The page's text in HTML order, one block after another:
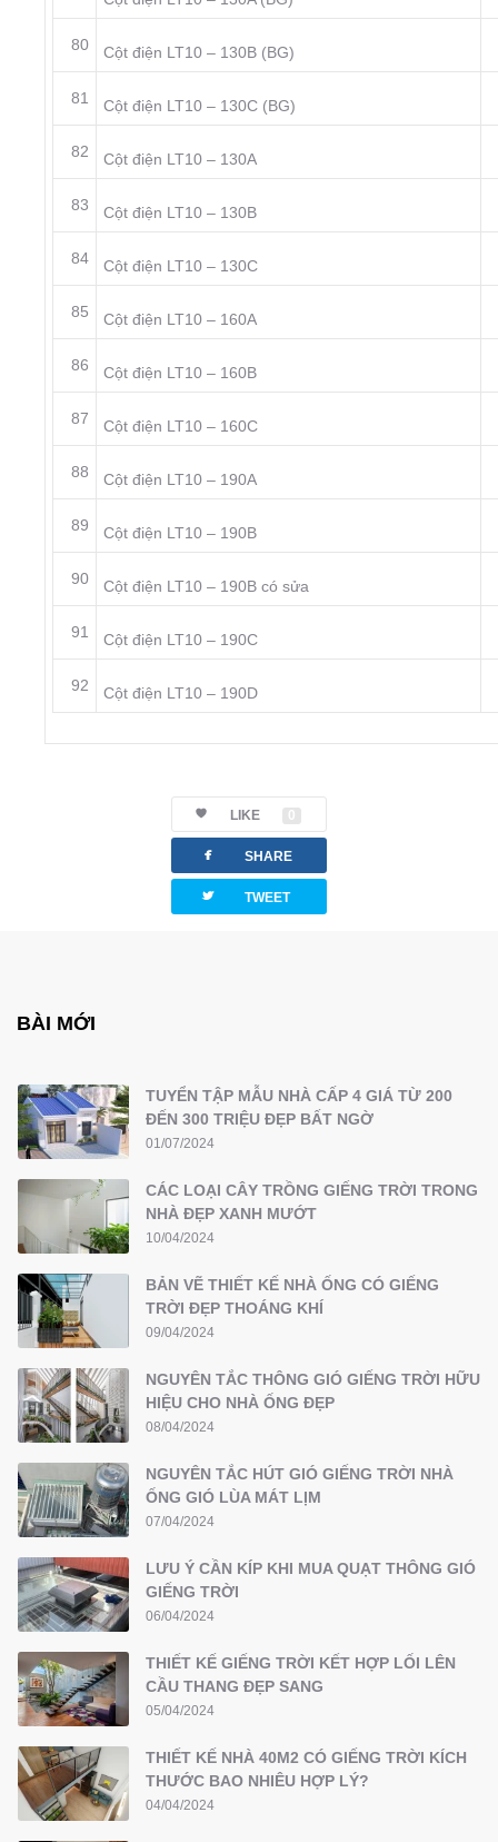
80 Cột điện LT10 – 130B (BG)
81 Cột điện LT10 – 130C (BG)
82 Cột điện LT10 – 130A
83 Cột điện LT10 – 130B
84 Cột điện LT10 – 130C
85 Cột điện LT10 – 160A
86 Cột điện LT10 – 160B
87 Cột điện LT10 – 160C
88 Cột điện LT10 – 190A
89 Cột điện LT10 – 190B
90 Cột điện LT10 – 190B có sửa
91 Cột điện LT10 – 190C
92 Cột điện LT10 – 190D
LIKE 0
facebook SHARE
twitterbird TWEET
BÀI MỚI
TUYỂN TẬP MẪU NHÀ CẤP 4 GIÁ TỪ 200
ĐẾN 300 TRIỆU ĐẸP BẤT NGỜ
01/07/2024
CÁC LOẠI CÂY TRỒNG GIẾNG TRỜI TRONG
NHÀ ĐẸP XANH MƯỚT
10/04/2024
BẢN VẼ THIẾT KẾ NHÀ ỐNG CÓ GIẾNG
TRỜI ĐẸP THOÁNG KHÍ
09/04/2024
NGUYÊN TẮC THÔNG GIÓ GIẾNG TRỜI HỮU
HIỆU CHO NHÀ ỐNG ĐẸP
08/04/2024
NGUYÊN TẮC HÚT GIÓ GIẾNG TRỜI NHÀ
ỐNG GIÓ LÙA MÁT LỊM
07/04/2024
LƯU Ý CẦN KÍP KHI MUA QUẠT THÔNG GIÓ
GIẾNG TRỜI
06/04/2024
THIẾT KẾ GIẾNG TRỜI KẾT HỢP LỐI LÊN
CẦU THANG ĐẸP SANG
05/04/2024
THIẾT KẾ NHÀ 40M2 CÓ GIẾNG TRỜI KÍCH
THƯỚC BAO NHIÊU HỢP LÝ?
04/04/2024